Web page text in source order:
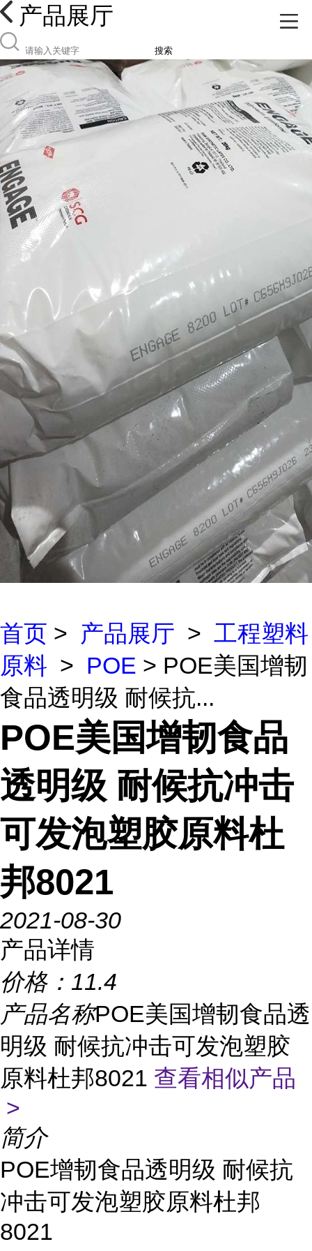
产品展厅
搜索
首页 > 产品展厅 > 工程塑料
原料 > POE > POE美国增韧
食品透明级 耐候抗...
POE美国增韧食品
透明级 耐候抗冲击
可发泡塑胶原料杜
邦8021
2021-08-30
产品详情
价格： 11.4
产品名称POE美国增韧食品透
明级 耐候抗冲击可发泡塑胶
原料杜邦8021 查看相似产品
>
简介
POE增韧食品透明级 耐候抗
冲击可发泡塑胶原料杜邦
8021